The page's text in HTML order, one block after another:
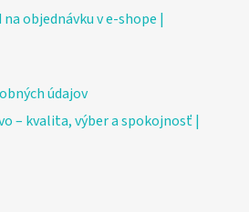
objednávku v e-shope |
údajov
– kvalita, výber a spokojnosť |